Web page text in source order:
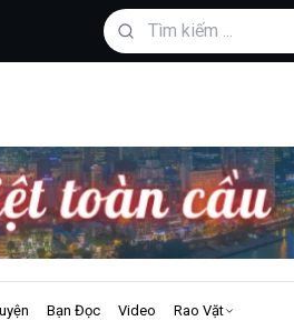
Bạn Đọc Video Rao Vặt